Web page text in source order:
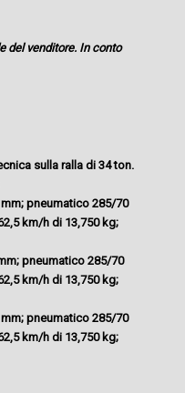
del venditore. In conto
sulla ralla di 34 ton.
pneumatico 285/70
km/h di 13,750 kg;
pneumatico 285/70
km/h di 13,750 kg;
pneumatico 285/70
km/h di 13,750 kg;